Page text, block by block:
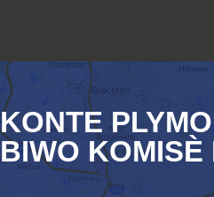
KONTE
BIWO KOMISÈ